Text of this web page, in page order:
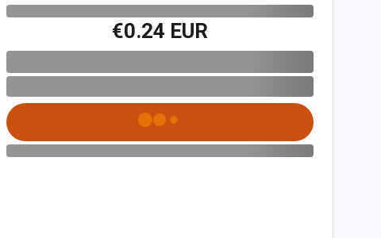
€0.24 EUR